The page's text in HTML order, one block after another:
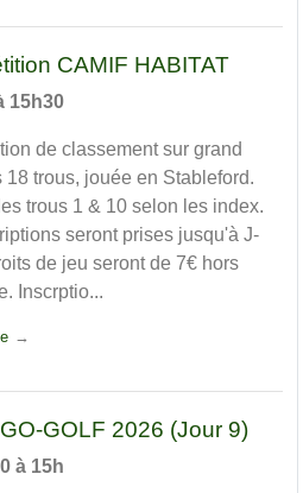
CAMIF HABITAT
15h30
de classement sur grand
18 trous, jouée en Stableford.
trous 1 & 10 selon les index.
seront prises jusqu'à J-
de jeu seront de 7€ hors
Inscrptio...
GOLF 2026 (Jour 9)
à 15h